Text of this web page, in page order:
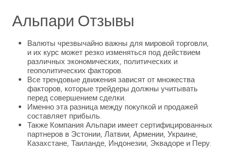
Альпари Отзывы
Валюты чрезвычайно важны для мировой торговли,
и их курс может резко изменяться под действием
различных экономических, политических и
геополитических факторов.
Все трендовые движения зависят от множества
факторов, которые трейдеры должны учитывать
перед совершением сделки.
Именно эта разница между покупкой и продажей
составляет прибыль.
Также Компания Альпари имеет сертифицированных
партнеров в Эстонии, Латвии, Армении, Украине,
Казахстане, Таиланде, Индонезии, Эквадоре и Перу.